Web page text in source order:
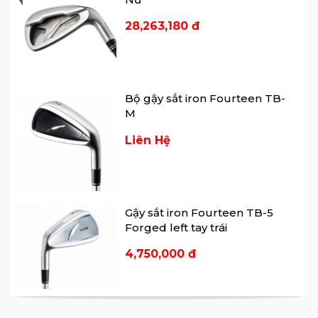
Long
🏘 Địa chỉ 3: Sân Golf Harmonie - 469 Trần
Ngọc Lên, P.Hoà Phú, Tp Thủ Dầu Một,
28,263,180 đ
Bộ gậy sắt iron Fourteen TB-
M
Liên Hệ
Gậy sắt iron Fourteen TB-5
Forged left tay trái
4,750,000 đ